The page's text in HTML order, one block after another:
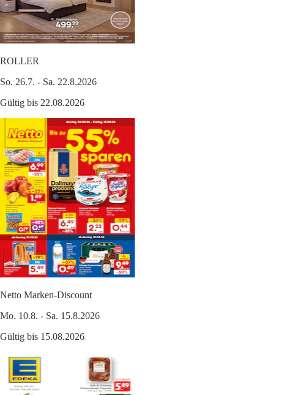
ROLLER
So. 26.7. - Sa. 22.8.2026
Gültig bis 22.08.2026
Netto Marken-Discount
Mo. 10.8. - Sa. 15.8.2026
Gültig bis 15.08.2026